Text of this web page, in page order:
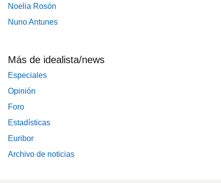
Noelia Rosón
Nuno Antunes
Más de idealista/news
Especiales
Opinión
Foro
Estadísticas
Euribor
Archivo de noticias